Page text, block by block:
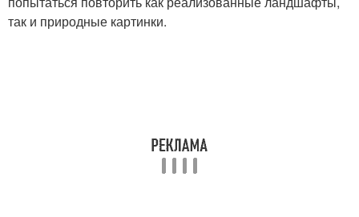
так и природные картинки.